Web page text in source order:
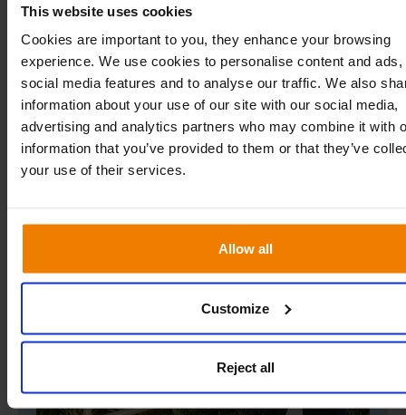
This website uses cookies
Cookies are important to you, they enhance your browsing
experience. We use cookies to personalise content and
social media features and to analyse our traffic. We also
information about your use of our site with our social media,
advertising and analytics partners who may combine it with
information that you’ve provided to them or that they’ve
your use of their services.
Allow all
Customize
Reject all
Nelle aziende in crescita, è importante tenere
sotto controllo l’assortimento.
Dall’implementazione di Slim4, Kave Home ha
ridotto le sue SKU del 7%e hatagliato le
scorte del 40%. Questo le ha permesso di
liberare 14.000 metri quadrati di spazio di
magazzino. Tutto questo, riuscendo ad